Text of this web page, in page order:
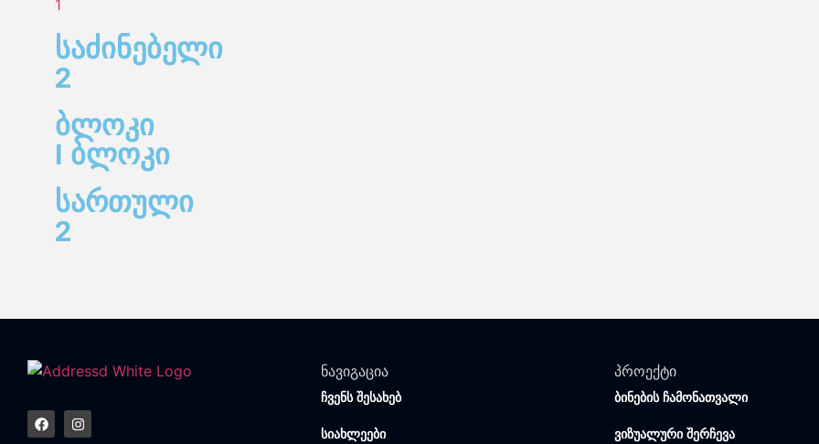
1
საძინებელი
2
ბლოკი
I ბლოკი
სართული
2
ნავიგაცია
ჩვენს შესახებ
სიახლეები
პროექტი
ბინების ჩამონათვალი
ვიზუალური შერჩევა